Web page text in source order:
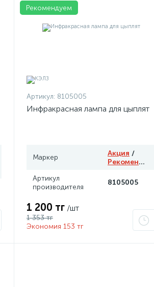
Рекомендуем
Артикул: 8105005
Инфракрасная лампа для цыплят
Маркер Акция /
Рекомендуем
Артикул
производителя
8105005
1 200 тг /шт
1 353 тг
Экономия 153 тг